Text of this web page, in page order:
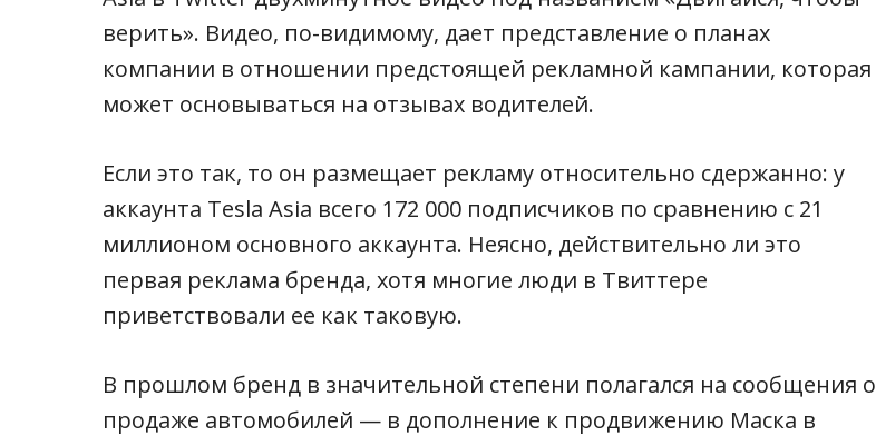
верить». Видео, по-видимому, дает представление о планах
компании в отношении предстоящей рекламной кампании, которая
может основываться на отзывах водителей.
Если это так, то он размещает рекламу относительно сдержанно: у
аккаунта Tesla Asia всего 172 000 подписчиков по сравнению с 21
миллионом основного аккаунта. Неясно, действительно ли это
первая реклама бренда, хотя многие люди в Твиттере
приветствовали ее как таковую.
В прошлом бренд в значительной степени полагался на сообщения о
продаже автомобилей — в дополнение к продвижению Маска в